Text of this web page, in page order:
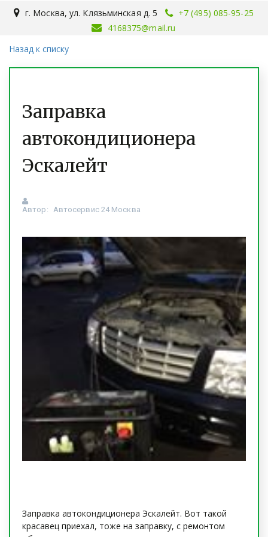
г. Москва,ул. Клязьминская д. 5
+7 (495) 085-95-25
4168375@mail.ru
Назад к списку
Заправка
автокондиционера
Эскалейт
Автор: Автосервис 24 Москва
Заправка автокондиционера Эскалейт. Вот такой
красавец приехал, тоже на заправку, с ремонтом